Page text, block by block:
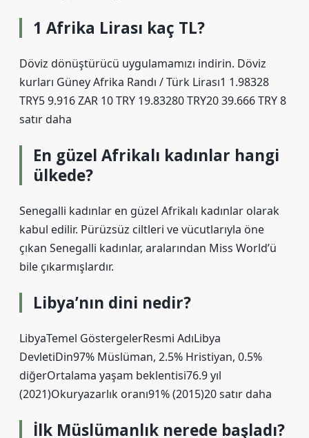
1 Afrika Lirası kaç TL?
Döviz dönüştürücü uygulamamızı indirin. Döviz
kurları Güney Afrika Randı / Türk Lirası1 1.98328
TRY5 9.916 ZAR 10 TRY 19.83280 TRY20 39.666 TRY 8
satır daha
En güzel Afrikalı kadınlar hangi
ülkede?
Senegalli kadınlar en güzel Afrikalı kadınlar olarak
kabul edilir. Pürüzsüz ciltleri ve vücutlarıyla öne
çıkan Senegalli kadınlar, aralarından Miss World’ü
bile çıkarmışlardır.
Libya’nın dini nedir?
LibyaTemel GöstergelerResmi AdıLibya
DevletiDin97% Müslüman, 2.5% Hristiyan, 0.5%
diğerOrtalama yaşam beklentisi76.9 yıl
(2021)Okuryazarlık oranı91% (2015)20 satır daha
İlk Müslümanlık nerede başladı?